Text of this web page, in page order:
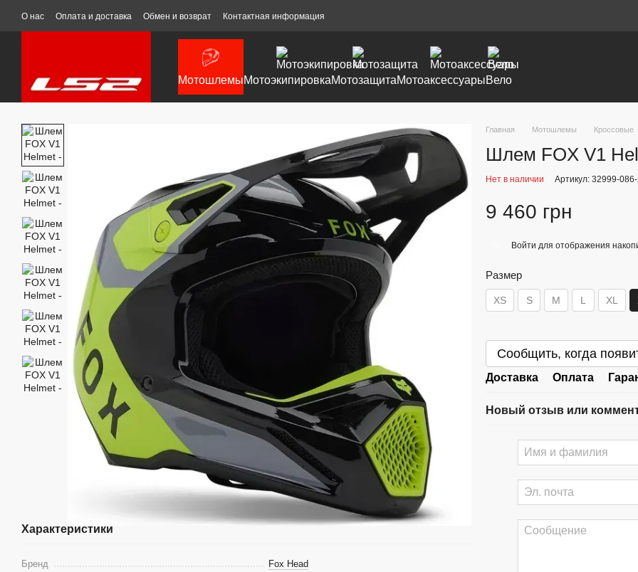
Перейти к основному контенту
О нас Оплата и доставка Обмен и возврат Контактная информация
МотошлемыМотоэкипировкаМотозащитаМотоаксессуарыВело
Характеристики
Бренд Fox Head
Главная Мотошлемы Кроссовые
Шлем FOX V1
Нет в наличии Артикул: 32999-
9 460 грн
Войти для отображения
Размер
XS S M L XL
Сообщить, когда
Доставка Оплата
Новый отзыв или